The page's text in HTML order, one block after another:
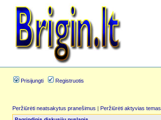
Prisijungti Registruotis
Peržiūrėti neatsakytus pranešimus | Peržiūrėti aktyvias temas